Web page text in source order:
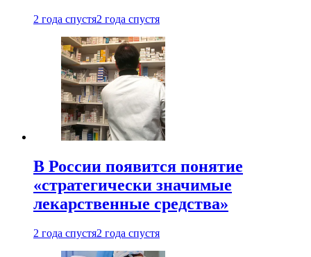
2 года спустя2 года спустя
В России появится понятие
«стратегически значимые
лекарственные средства»
2 года спустя2 года спустя